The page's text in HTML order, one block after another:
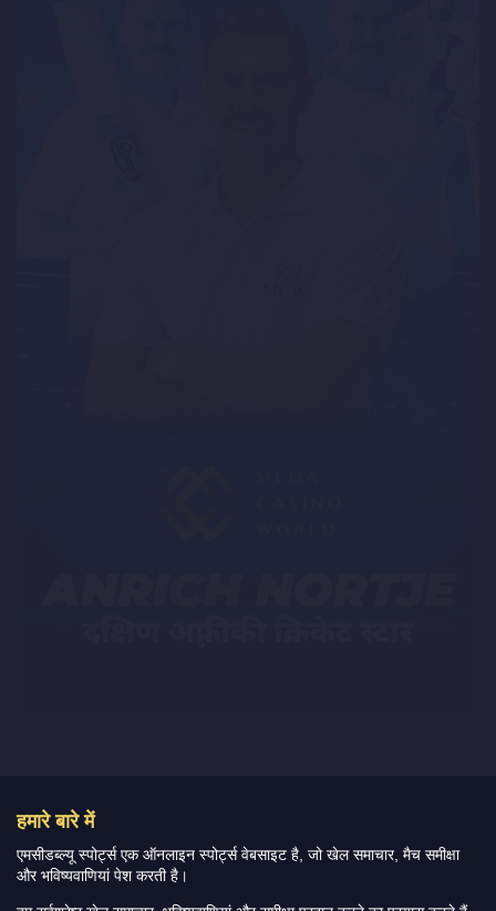
हमारे बारे में
एमसीडब्ल्यू स्पोर्ट्स एक ऑनलाइन स्पोर्ट्स वेबसाइट है, जो खेल समाचार, मैच समीक्षा
और भविष्यवाणियां पेश करती है।